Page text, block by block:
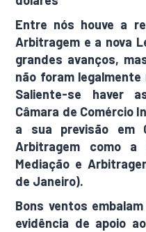
Entre nós houve a
Arbitragem e a nova
grandes avanços,
não foram
Saliente-se haver
Câmara de Comércio
a sua previsão em
Arbitragem como a
Mediação e
de Janeiro).
Bons ventos
evidência de apoio